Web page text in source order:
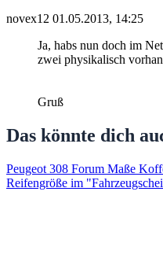
novex12 01.05.2013, 14:25
Ja, habs nun doch im
zwei physikalisch
Gruß
Das könnte dich
Peugeot 308 Forum Maße
Reifengröße im